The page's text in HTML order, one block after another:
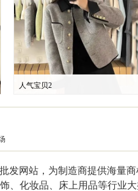
人气宝贝2
发网站，为制造商提供海量
饰、化妆品、床上用品等行业